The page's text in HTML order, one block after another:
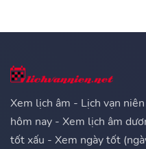
Xem lịch âm - Lịch vạn
hôm nay - Xem lịch âm
tốt xấu - Xem ngày tốt